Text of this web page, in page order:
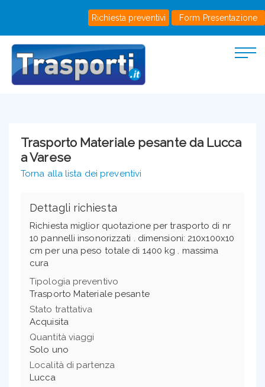
Richiesta preventivi Form Presentazione
Trasporto Materiale pesante da Lucca
a Varese
Torna alla lista dei preventivi
Dettagli richiesta
Richiesta miglior quotazione per trasporto di nr
10 pannelli insonorizzati . dimensioni: 210x100x10
cm per una peso totale di 1400 kg . massima
cura
Tipologia preventivo
Trasporto Materiale pesante
Stato trattativa
Acquisita
Quantità viaggi
Solo uno
Località di partenza
Lucca